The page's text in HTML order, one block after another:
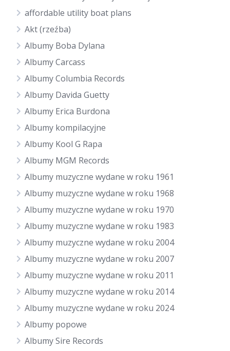
affordable utility boat plans
Akt (rzeźba)
Albumy Boba Dylana
Albumy Carcass
Albumy Columbia Records
Albumy Davida Guetty
Albumy Erica Burdona
Albumy kompilacyjne
Albumy Kool G Rapa
Albumy MGM Records
Albumy muzyczne wydane w roku 1961
Albumy muzyczne wydane w roku 1968
Albumy muzyczne wydane w roku 1970
Albumy muzyczne wydane w roku 1983
Albumy muzyczne wydane w roku 2004
Albumy muzyczne wydane w roku 2007
Albumy muzyczne wydane w roku 2011
Albumy muzyczne wydane w roku 2014
Albumy muzyczne wydane w roku 2024
Albumy popowe
Albumy Sire Records